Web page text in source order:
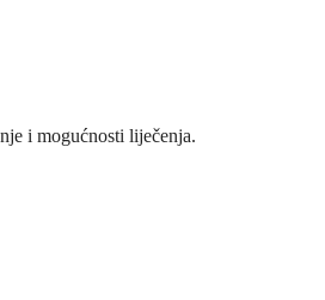
i mogućnosti liječenja.